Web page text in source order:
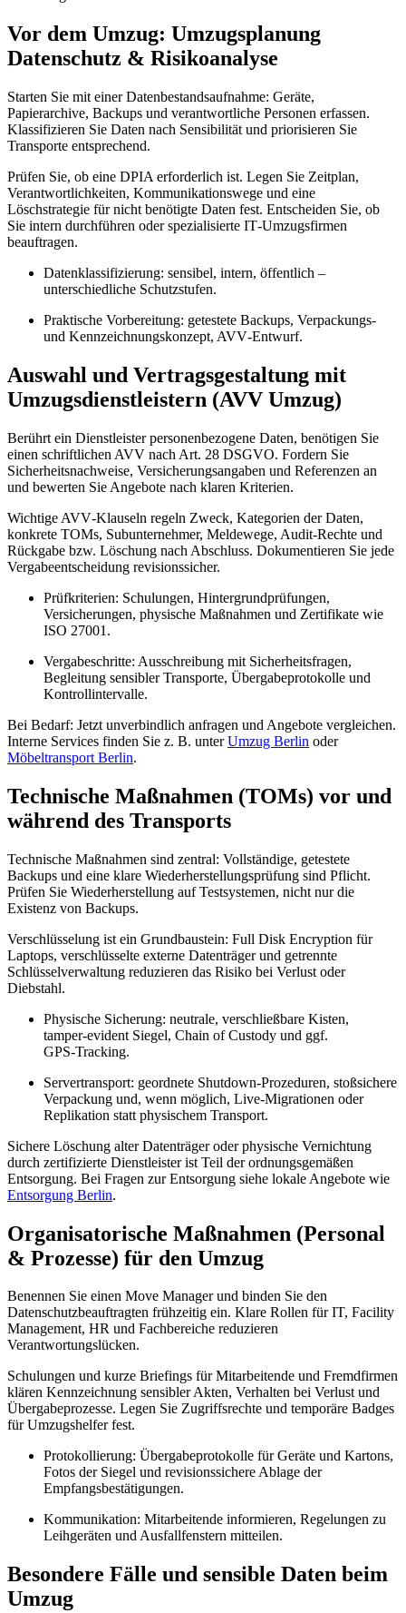
Vor dem Umzug: Umzugsplanung
Datenschutz & Risikoanalyse
Starten Sie mit einer Datenbestandsaufnahme: Geräte,
Papierarchive, Backups und verantwortliche Personen erfassen.
Klassifizieren Sie Daten nach Sensibilität und priorisieren Sie
Transporte entsprechend.
Prüfen Sie, ob eine DPIA erforderlich ist. Legen Sie Zeitplan,
Verantwortlichkeiten, Kommunikationswege und eine
Löschstrategie für nicht benötigte Daten fest. Entscheiden Sie, ob
Sie intern durchführen oder spezialisierte IT‑Umzugsfirmen
beauftragen.
Datenklassifizierung: sensibel, intern, öffentlich –
unterschiedliche Schutzstufen.
Praktische Vorbereitung: getestete Backups, Verpackungs‑
und Kennzeichnungskonzept, AVV‑Entwurf.
Auswahl und Vertragsgestaltung mit
Umzugsdienstleistern (AVV Umzug)
Berührt ein Dienstleister personenbezogene Daten, benötigen Sie
einen schriftlichen AVV nach Art. 28 DSGVO. Fordern Sie
Sicherheitsnachweise, Versicherungsangaben und Referenzen an
und bewerten Sie Angebote nach klaren Kriterien.
Wichtige AVV‑Klauseln regeln Zweck, Kategorien der Daten,
konkrete TOMs, Subunternehmer, Meldewege, Audit‑Rechte und
Rückgabe bzw. Löschung nach Abschluss. Dokumentieren Sie jede
Vergabeentscheidung revisionssicher.
Prüfkriterien: Schulungen, Hintergrundprüfungen,
Versicherungen, physische Maßnahmen und Zertifikate wie
ISO 27001.
Vergabeschritte: Ausschreibung mit Sicherheitsfragen,
Begleitung sensibler Transporte, Übergabeprotokolle und
Kontrollintervalle.
Bei Bedarf: Jetzt unverbindlich anfragen und Angebote vergleichen.
Interne Services finden Sie z. B. unterUmzug Berlin oder
Möbeltransport Berlin.
Technische Maßnahmen (TOMs) vor und
während des Transports
Technische Maßnahmen sind zentral: Vollständige, getestete
Backups und eine klare Wiederherstellungsprüfung sind Pflicht.
Prüfen Sie Wiederherstellung auf Testsystemen, nicht nur die
Existenz von Backups.
Verschlüsselung ist ein Grundbaustein: Full Disk Encryption für
Laptops, verschlüsselte externe Datenträger und getrennte
Schlüsselverwaltung reduzieren das Risiko bei Verlust oder
Diebstahl.
Physische Sicherung: neutrale, verschließbare Kisten,
tamper‑evident Siegel, Chain of Custody und ggf.
GPS‑Tracking.
Servertransport: geordnete Shutdown‑Prozeduren, stoßsichere
Verpackung und, wenn möglich, Live‑Migrationen oder
Replikation statt physischem Transport.
Sichere Löschung alter Datenträger oder physische Vernichtung
durch zertifizierte Dienstleister ist Teil der ordnungsgemäßen
Entsorgung. Bei Fragen zur Entsorgung siehe lokale Angebote wie
Entsorgung Berlin.
Organisatorische Maßnahmen (Personal
& Prozesse) für den Umzug
Benennen Sie einen Move Manager und binden Sie den
Datenschutzbeauftragten frühzeitig ein. Klare Rollen für IT, Facility
Management, HR und Fachbereiche reduzieren
Verantwortungslücken.
Schulungen und kurze Briefings für Mitarbeitende und Fremdfirmen
klären Kennzeichnung sensibler Akten, Verhalten bei Verlust und
Übergabeprozesse. Legen Sie Zugriffsrechte und temporäre Badges
für Umzugshelfer fest.
Protokollierung: Übergabeprotokolle für Geräte und Kartons,
Fotos der Siegel und revisionssichere Ablage der
Empfangsbestätigungen.
Kommunikation: Mitarbeitende informieren, Regelungen zu
Leihgeräten und Ausfallfenstern mitteilen.
Besondere Fälle und sensible Daten beim
Umzug